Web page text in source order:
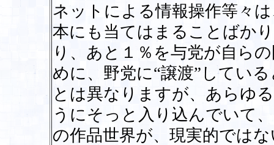
ネットによる情報操作等々
本にも当てはまることばか
り、あと１％を与党が自ら
めに、野党に“譲渡”してい
とは異なりますが、あらゆ
うにそっと入り込んでいて
の作品世界が、現実的では